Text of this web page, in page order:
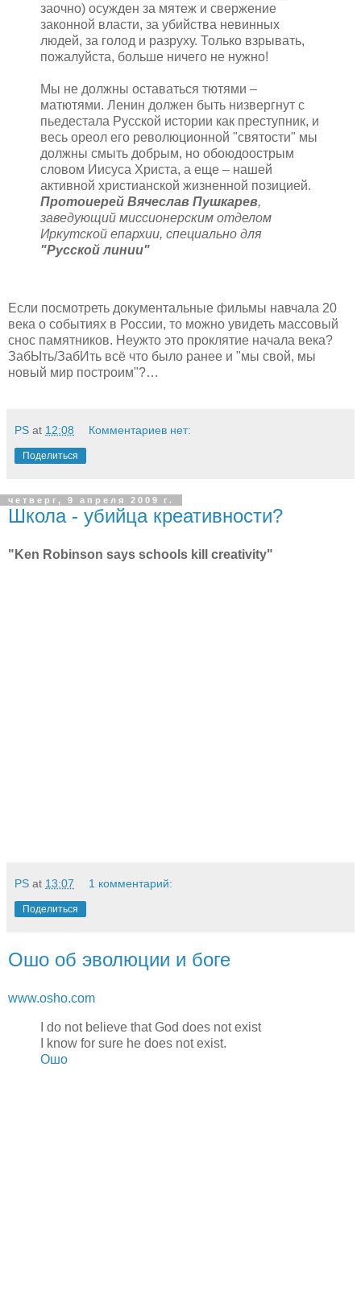
заочно) осужден за мятеж и свержение
законной власти, за убийства невинных
людей, за голод и разруху. Только взрывать,
пожалуйста, больше ничего не нужно!
Мы не должны оставаться тютями –
матютями. Ленин должен быть низвергнут с
пьедестала Русской истории как преступник, и
весь ореол его революционной "святости" мы
должны смыть добрым, но обоюдоострым
словом Иисуса Христа, а еще – нашей
активной христианской жизненной позицией.
Протоиерей Вячеслав Пушкарев,
заведующий миссионерским отделом
Иркутской епархии, специально для
"Русской линии"
Если посмотреть документальные фильмы навчала 20
века о событиях в России, то можно увидеть массовый
снос памятников. Неужто это проклятие начала века?
ЗабЫть/ЗабИть всё что было ранее и "мы свой, мы
новый мир построим"?…
PS at 12:08 Комментариев нет:
Поделиться
четверг, 9 апреля 2009 г.
Школа - убийца креативности?
"Ken Robinson says schools kill creativity"
PS at 13:07 1 комментарий:
Поделиться
Ошо об эволюции и боге
www.osho.com
I do not believe that God does not exist
I know for sure he does not exist.
Ошо